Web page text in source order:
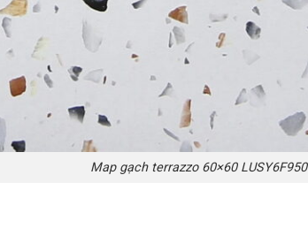
Map gạch terrazzo 60×60 LUSY6F950